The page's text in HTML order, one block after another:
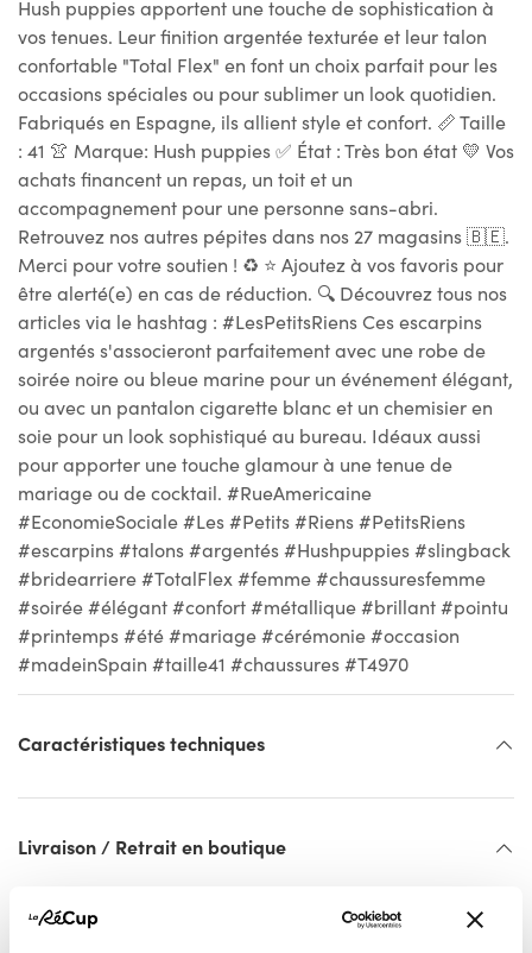
Hush puppies apportent une touche de sophistication à
vos tenues. Leur finition argentée texturée et leur talon
confortable "Total Flex" en font un choix parfait pour les
occasions spéciales ou pour sublimer un look quotidien.
Fabriqués en Espagne, ils allient style et confort. 📏 Taille
: 41 👚 Marque: Hush puppies ✅ État : Très bon état 💛 Vos
achats financent un repas, un toit et un
accompagnement pour une personne sans-abri.
Retrouvez nos autres pépites dans nos 27 magasins 🇧🇪.
Merci pour votre soutien ! ♻ ⭐ Ajoutez à vos favoris pour
être alerté(e) en cas de réduction. 🔍 Découvrez tous nos
articles via le hashtag : #LesPetitsRiens Ces escarpins
argentés s'associeront parfaitement avec une robe de
soirée noire ou bleue marine pour un événement élégant,
ou avec un pantalon cigarette blanc et un chemisier en
soie pour un look sophistiqué au bureau. Idéaux aussi
pour apporter une touche glamour à une tenue de
mariage ou de cocktail. #RueAmericaine
#EconomieSociale #Les #Petits #Riens #PetitsRiens
#escarpins #talons #argentés #Hushpuppies #slingback
#bridearriere #TotalFlex #femme #chaussuresfemme
#soirée #élégant #confort #métallique #brillant #pointu
#printemps #été #mariage #cérémonie #occasion
#madeinSpain #taille41 #chaussures #T4970
Caractéristiques techniques
Livraison / Retrait en boutique